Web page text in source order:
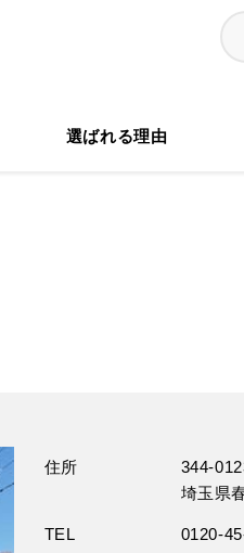
選ばれる理由
住所
344-
埼玉県
TEL 0120-